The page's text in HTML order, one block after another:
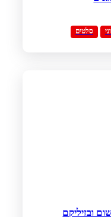
סלטים
ובזיליקם